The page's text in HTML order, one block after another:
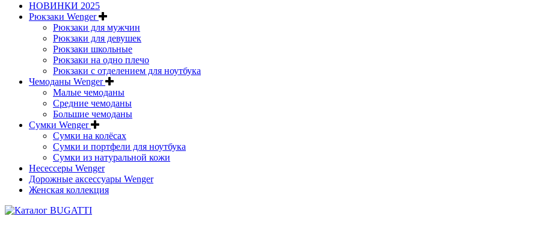
НОВИНКИ 2025
Рюкзаки Wenger
Рюкзаки для мужчин
Рюкзаки для девушек
Рюкзаки школьные
Рюкзаки на одно плечо
Рюкзаки с отделением для ноутбука
Чемоданы Wenger
Малые чемоданы
Средние чемоданы
Большие чемоданы
Сумки Wenger
Сумки на колёсах
Сумки и портфели для ноутбука
Сумки из натуральной кожи
Несессеры Wenger
Дорожные аксессуары Wenger
Женская коллекция